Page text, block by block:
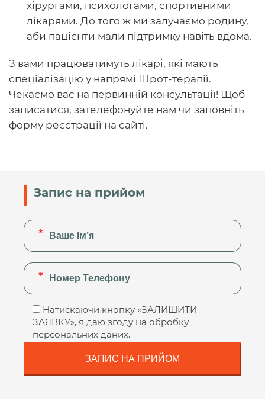
хірургами, психологами, спортивними
лікарями. До того ж ми залучаємо родину,
аби пацієнти мали підтримку навіть вдома.
З вами працюватимуть лікарі, які мають
спеціалізацію у напрямі Шрот-терапії.
Чекаємо вас на первинній консультації! Щоб
записатися, зателефонуйте нам чи заповніть
форму реєстрації на сайті.
Запис на прийом
Натискаючи кнопку «ЗАЛИШИТИ
ЗАЯВКУ», я даю згоду на обробку
персональних даних.